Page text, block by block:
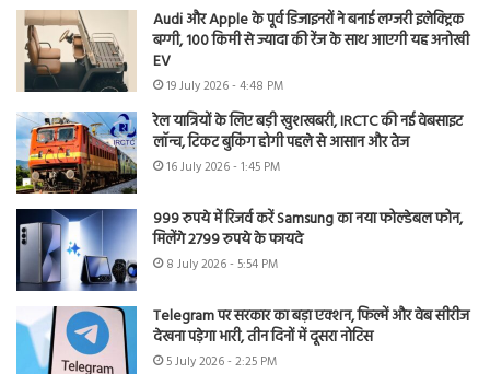
Audi और Apple के पूर्व डिजाइनरों ने बनाई लग्जरी इलेक्ट्रिक
बग्गी, 100 किमी से ज्यादा की रेंज के साथ आएगी यह अनोखी
EV
19 July 2026 - 4:48 PM
रेल यात्रियों के लिए बड़ी खुशखबरी, IRCTC की नई वेबसाइट
लॉन्च, टिकट बुकिंग होगी पहले से आसान और तेज
16 July 2026 - 1:45 PM
999 रुपये में रिजर्व करें Samsung का नया फोल्डेबल फोन,
मिलेंगे 2799 रुपये के फायदे
8 July 2026 - 5:54 PM
Telegram पर सरकार का बड़ा एक्शन, फिल्में और वेब सीरीज
देखना पड़ेगा भारी, तीन दिनों में दूसरा नोटिस
5 July 2026 - 2:25 PM